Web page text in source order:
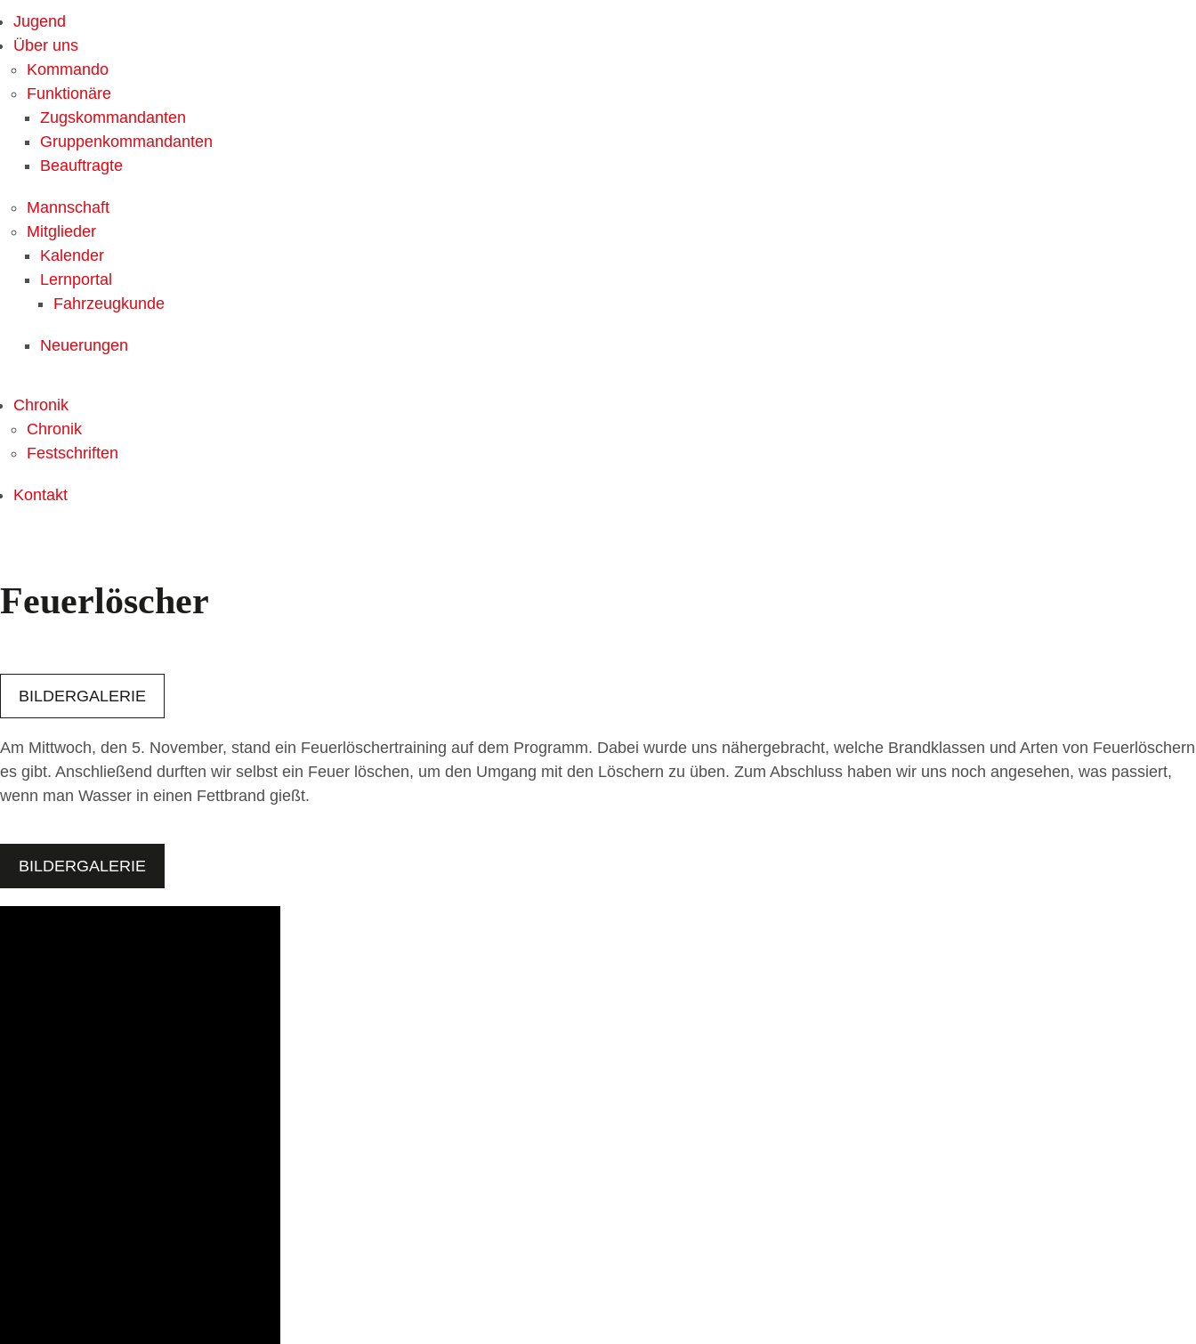
Jugend
Über uns
Kommando
Funktionäre
Zugskommandanten
Gruppenkommandanten
Beauftragte
Mannschaft
Mitglieder
Kalender
Lernportal
Fahrzeugkunde
Neuerungen
Chronik
Chronik
Festschriften
Kontakt
Feuerlöscher
BILDERGALERIE
Am Mittwoch, den 5. November, stand ein Feuerlöschertraining auf dem Programm. Dabei wurde uns nähergebracht, welche Brandklassen und Arten von Feuerlöschern
es gibt. Anschließend durften wir selbst ein Feuer löschen, um den Umgang mit den Löschern zu üben. Zum Abschluss haben wir uns noch angesehen, was passiert,
wenn man Wasser in einen Fettbrand gießt.
BILDERGALERIE